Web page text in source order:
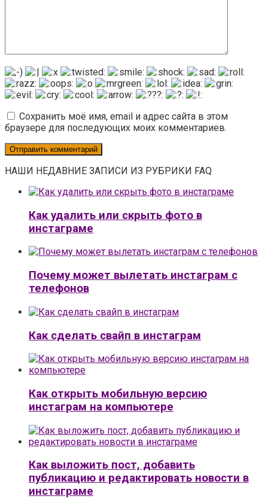
Сохранить моё имя, email и адрес сайта в этом
браузере для последующих моих комментариев.
НАШИ НЕДАВНИЕ ЗАПИСИ ИЗ РУБРИКИ FAQ
Как удалить или скрыть фото в
инстаграме
Почему может вылетать инстаграм с
телефонов
Как сделать свайп в инстаграм
Как открыть мобильную версию
инстаграм на компьютере
Как выложить пост, добавить
публикацию и редактировать новости в
инстаграме